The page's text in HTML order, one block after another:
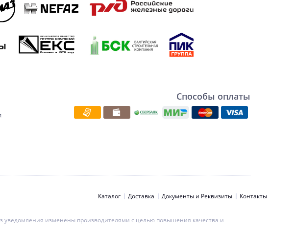
Способы оплаты
Каталог Доставка Документы и Реквизиты Контакты
уведомления изменены производителями с целью повышения качества и